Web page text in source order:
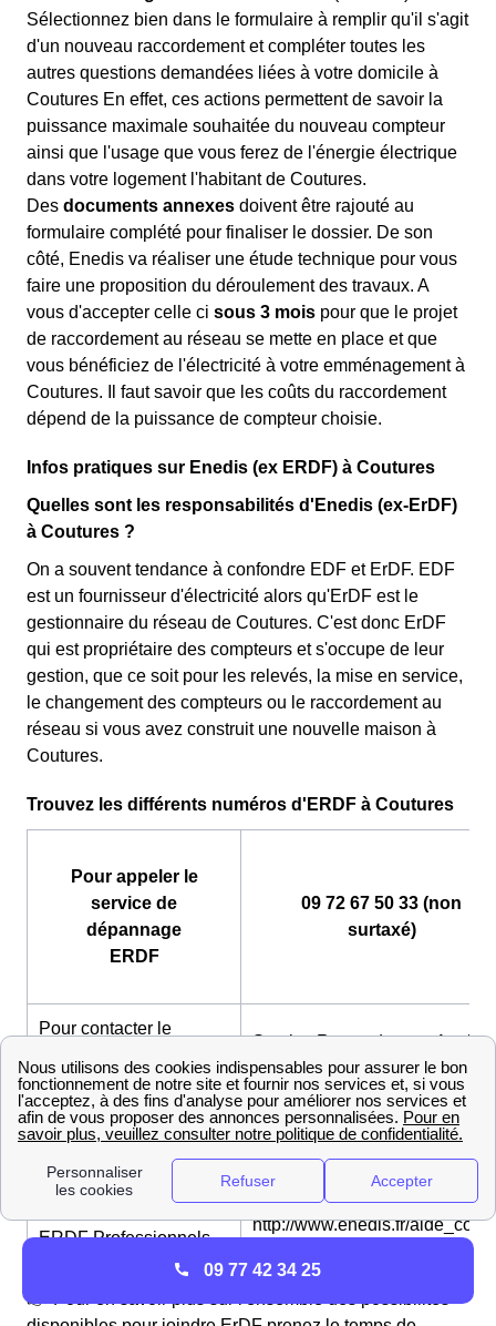
Sélectionnez bien dans le formulaire à remplir qu'il s'agit
d'un nouveau raccordement et compléter toutes les
autres questions demandées liées à votre domicile à
Coutures En effet, ces actions permettent de savoir la
puissance maximale souhaitée du nouveau compteur
ainsi que l'usage que vous ferez de l'énergie électrique
dans votre logement l'habitant de Coutures.
Des documents annexes doivent être rajouté au
formulaire complété pour finaliser le dossier. De son
côté, Enedis va réaliser une étude technique pour vous
faire une proposition du déroulement des travaux. A
vous d'accepter celle ci sous 3 mois pour que le projet
de raccordement au réseau se mette en place et que
vous bénéficiez de l'électricité à votre emménagement à
Coutures. Il faut savoir que les coûts du raccordement
dépend de la puissance de compteur choisie.
Infos pratiques sur Enedis (ex ERDF) à Coutures
Quelles sont les responsabilités d'Enedis (ex-ErDF)
à Coutures ?
On a souvent tendance à confondre EDF et ErDF. EDF
est un fournisseur d'électricité alors qu'ErDF est le
gestionnaire du réseau de Coutures. C'est donc ErDF
qui est propriétaire des compteurs et s'occupe de leur
gestion, que ce soit pour les relevés, la mise en service,
le changement des compteurs ou le raccordement au
réseau si vous avez construit une nouvelle maison à
Coutures.
Trouvez les différents numéros d'ERDF à Coutures
Pour appeler le
service de
dépannage
ERDF
09 72 67 50 33 (non
surtaxé)
Pour contacter le
raccordement au réseau
ERDF Particuliers
Service Raccordement
:
http://www.enedis.fr/
service de
ERDF Professionnels
Service Raccordement
:
http://www.enedis.fr/
👉 Pour en savoir plus sur l'ensemble des possibilités
09 77 42 34 25